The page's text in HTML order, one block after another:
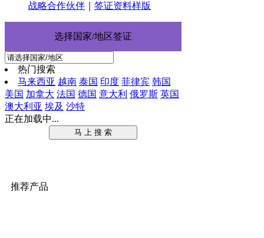
战略合作伙伴
签证资料样版
选择国家/地区签证
热门搜索
马来西亚 越南 泰国 印度 菲律宾 韩国
美国 加拿大 法国 德国 意大利 俄罗斯 英国
澳大利亚 埃及 沙特
正在加载中...
马 上 搜 索
推荐产品